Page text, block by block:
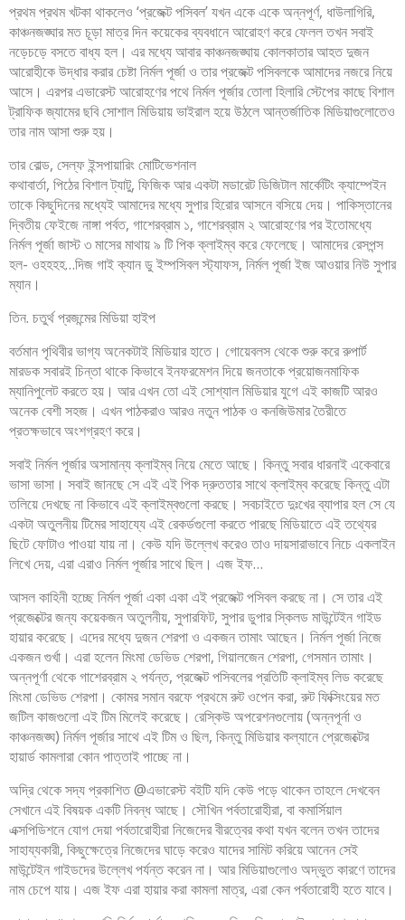
প্রথম প্রথম খটকা থাকলেও ‘প্রজেক্ট পসিবল’ যখন একে একে অন্নপূর্ণ, ধাউলাগিরি,
কাঞ্চনজঙ্ঘার মত চূড়া মাত্র দিন কয়েকের ব্যবধানে আরোহণ করে ফেলল তখন সবাই
নড়েচড়ে বসতে বাধ্য হল। এর মধ্যে আবার কাঞ্চনজঙ্ঘায় কোলকাতার আহত দুজন
আরোহীকে উদ্ধার করার চেষ্টা নির্মল পূর্জা ও তার প্রজেক্ট পসিবলকে আমাদের নজরে নিয়ে
আসে। এরপর এভারেস্ট আরোহণের পথে নির্মল পূর্জার তোলা হিলারি স্টেপের কাছে বিশাল
ট্রাফিক জ্যামের ছবি সোশাল মিডিয়ায় ভাইরাল হয়ে উঠলে আন্তর্জাতিক মিডিয়াগুলোতেও
তার নাম আসা শুরু হয়।
তার বোল্ড, সেল্ফ ইন্সপায়ারিং মোটিভেশনাল
কথাবার্তা, পিঠের বিশাল ট্যাটু, ফিজিক আর একটা মডারেট ডিজিটাল মার্কেটিং ক্যাম্পেইন
তাকে কিছুদিনের মধ্যেই আমাদের মধ্যে সুপার হিরোর আসনে বসিয়ে দেয়। পাকিস্তানের
দ্বিতীয় ফেইজে নাঙ্গা পর্বত, গাশেরব্রাম ১, গাশেরব্রাম ২ আরোহণের পর ইতোমধ্যে
নির্মল পূর্জা জাস্ট ৩ মাসের মাথায় ৯ টি পিক ক্লাইম্ব করে ফেলেছে। আমাদের রেসপন্স
হল- ওহহহহ…দিজ গাই ক্যান ডু ইম্পসিবল স্ট্যাফস, নির্মল পূর্জা ইজ আওয়ার নিউ সুপার
ম্যান।
তিন. চতুর্থ প্রজন্মের মিডিয়া হাইপ
বর্তমান পৃথিবীর ভাগ্য অনেকটাই মিডিয়ার হাতে। গোয়েবলস থেকে শুরু করে রুপার্ট
মারডক সবারই চিন্তা থাকে কিভাবে ইনফরমেশন দিয়ে জনতাকে প্রয়োজনমাফিক
ম্যানিপুলেট করতে হয়। আর এখন তো এই সোশ্যাল মিডিয়ার যুগে এই কাজটি আরও
অনেক বেশী সহজ। এখন পাঠকরাও আরও নতুন পাঠক ও কনজিউমার তৈরীতে
প্রতক্ষভাবে অংশগ্রহণ করে।
সবাই নির্মল পূর্জার অসামান্য ক্লাইম্ব নিয়ে মেতে আছে। কিন্তু সবার ধারনাই একেবারে
ভাসা ভাসা। সবাই জানছে সে এই এই পিক দ্রুততার সাথে ক্লাইম্ব করেছে কিন্তু এটা
তলিয়ে দেখছে না কিভাবে এই ক্লাইম্বগুলো করছে। সবচাইতে দুঃখের ব্যাপার হল সে যে
একটা অতুলনীয় টিমের সাহায্যে এই রেকর্ডগুলো করতে পারছে মিডিয়াতে এই তথ্যের
ছিটে ফোটাও পাওয়া যায় না। কেউ যদি উল্লেখ করেও তাও দায়সারাভাবে নিচে একলাইন
লিখে দেয়, এরা এরাও নির্মল পূর্জার সাথে ছিল। এজ ইফ…
আসল কাহিনী হচ্ছে নির্মল পূর্জা একা একা এই প্রজেক্ট পসিবল করছে না। সে তার এই
প্রজেক্টের জন্য কয়েকজন অতুলনীয়, সুপারফিট, সুপার ডুপার স্কিলড মাউন্টেইন গাইড
হায়ার করেছে। এদের মধ্যে দুজন শেরপা ও একজন তামাং আছেন। নির্মল পূর্জা নিজে
একজন গুর্খা। এরা হলেন মিংমা ডেভিড শেরপা, গিয়ালজেন শেরপা, গেসমান তামাং।
অন্নপূর্ণা থেকে গাশেরব্রাম ২ পর্যন্ত, প্রজেক্ট পসিবলের প্রতিটি ক্লাইম্ব লিড করেছে
মিংমা ডেভিড শেরপা। কোমর সমান বরফে প্রথমে রুট ওপেন করা, রুট ফিক্সিংয়ের মত
জটিল কাজগুলো এই টিম মিলেই করেছে। রেস্কিউ অপরেশনগুলোয় (অন্নপূর্না ও
কাঞ্চনজঙ্ঘ) নির্মল পূর্জার সাথে এই টিম ও ছিল, কিন্তু মিডিয়ার কল্যানে প্রেজেক্টের
হায়ার্ড কামলারা কোন পাত্তাই পাচ্ছে না।
অদ্রি থেকে সদ্য প্রকাশিত @এভারেস্ট বইটি যদি কেউ পড়ে থাকেন তাহলে দেখবেন
সেখানে এই বিষয়ক একটি নিবন্ধ আছে। সৌখিন পর্বতারোহীরা, বা কমার্সিয়াল
এক্সপিডিশনে যোগ দেয়া পর্বতারোহীরা নিজেদের বীরত্বের কথা যখন বলেন তখন তাদের
সাহায্যকারী, কিছুক্ষেত্রে নিজেদের ঘাড়ে করেও যাদের সামিট করিয়ে আনেন সেই
মাউন্টেইন গাইডদের উল্লেখ পর্যন্ত করেন না। আর মিডিয়াগুলোও অদ্ভুত কারণে তাদের
নাম চেপে যায়। এজ ইফ এরা হায়ার করা কামলা মাত্র, এরা কেন পর্বতারোহী হতে যাবে।